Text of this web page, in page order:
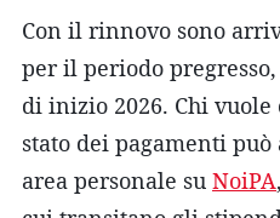
Con il rinnovo sono
per il periodo
di inizio 2026. Chi
stato dei pagamenti
area personale su NoiPA